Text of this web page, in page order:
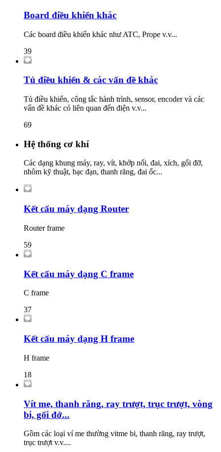
Board điều khiển khác
Các board điều khiển khác như ATC, Prope v.v...
39
Tủ điều khiển & các vấn đề khác
Tủ điều khiển, công tắc hành trình, sensor, encoder và các
vấn đề khác có liên quan đến điện v.v...
69
Hệ thống cơ khí
Các dạng khung máy, ray, vít, khớp nối, đai, xích, gối đỡ,
nhôm kỹ thuật, bạc đạn, thanh răng, đai ốc...
Kết cấu máy dạng Router
Router frame
59
Kết cấu máy dạng C frame
C frame
37
Kết cấu máy dạng H frame
H frame
18
Vít me, thanh răng, ray trượt, trục trượt, vòng
bi, gối đở...
Gồm các loại ví me thường vitme bi, thanh răng, ray trượt,
trục trượt v.v....